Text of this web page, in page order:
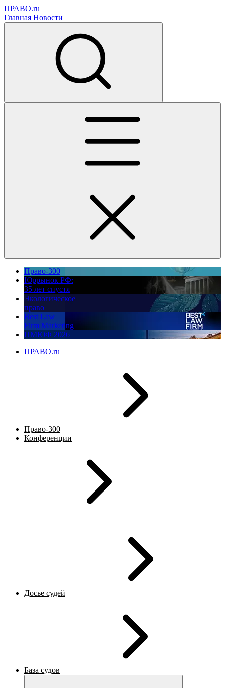
ПРАВО.ru
Главная Новости
Право-300
Юррынок РФ:
35 лет спустя
Экологическое
право
Best Law
Firm Marketing
ПМЮФ 2026
ПРАВО.ru
Право-300
Конференции
Досье судей
База судов